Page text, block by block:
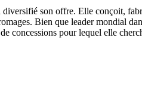
son offre. Elle conçoit,
Bien que leader mondial
concessions pour lequel elle